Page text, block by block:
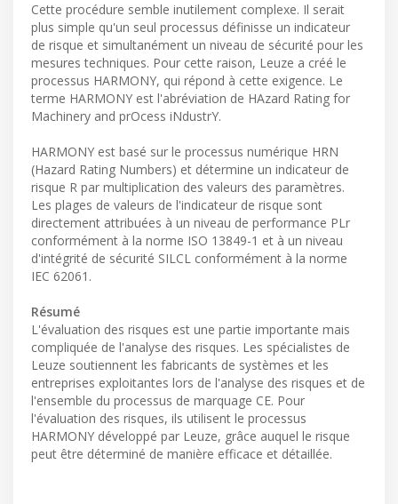
Cette procédure semble inutilement complexe. Il serait
plus simple qu'un seul processus définisse un indicateur
de risque et simultanément un niveau de sécurité pour les
mesures techniques. Pour cette raison, Leuze a créé le
processus HARMONY, qui répond à cette exigence. Le
terme HARMONY est l'abréviation de HAzard Rating for
Machinery and prOcess iNdustrY.
HARMONY est basé sur le processus numérique HRN
(Hazard Rating Numbers) et détermine un indicateur de
risque R par multiplication des valeurs des paramètres.
Les plages de valeurs de l'indicateur de risque sont
directement attribuées à un niveau de performance PLr
conformément à la norme ISO 13849-1 et à un niveau
d'intégrité de sécurité SILCL conformément à la norme
IEC 62061.
Résumé
L'évaluation des risques est une partie importante mais
compliquée de l'analyse des risques. Les spécialistes de
Leuze soutiennent les fabricants de systèmes et les
entreprises exploitantes lors de l'analyse des risques et de
l'ensemble du processus de marquage CE. Pour
l'évaluation des risques, ils utilisent le processus
HARMONY développé par Leuze, grâce auquel le risque
peut être déterminé de manière efficace et détaillée.